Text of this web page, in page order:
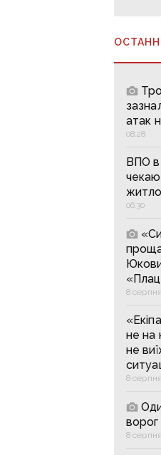
атак
08:28
ВПО
06:30
8
не на
не
8
8